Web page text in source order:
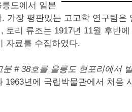
도에서 일본
가장 평판있는 고고학 연구팀은
리 류조는 1917년 11월 후반
자료를 수집하였다.
# 38호를 울릉도 현포리에서
1963년에 국립박물관에서 처음